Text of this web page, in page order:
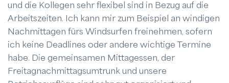
und die Kollegen sehr flexibel sind in Bezug auf die
Arbeitszeiten. Ich kann mir zum Beispiel an windigen
Nachmittagen fürs Windsurfen freinehmen, sofern
ich keine Deadlines oder andere wichtige Termine
habe. Die gemeinsamen Mittagessen, der
Freitagnachmittagsumtrunk und unsere